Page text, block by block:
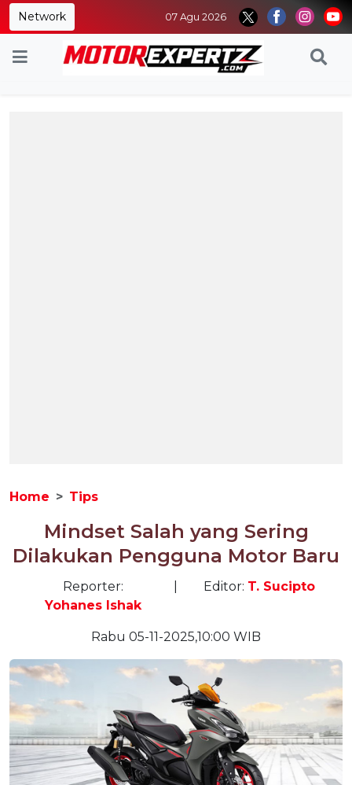
Network 07 Agu 2026
Home Tips
Mindset Salah yang Sering
Dilakukan Pengguna Motor Baru
Reporter:
Yohanes Ishak
Editor: T. Sucipto
Rabu 05-11-2025,10:00 WIB